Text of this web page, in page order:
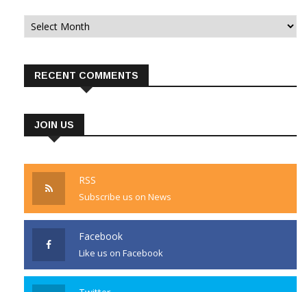
Archives
RECENT COMMENTS
JOIN US
RSS
Subscribe us on News
Facebook
Like us on Facebook